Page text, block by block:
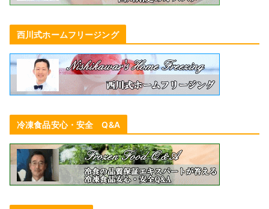
西川式ホームフリージング
冷凍食品安心・安全 Q&A